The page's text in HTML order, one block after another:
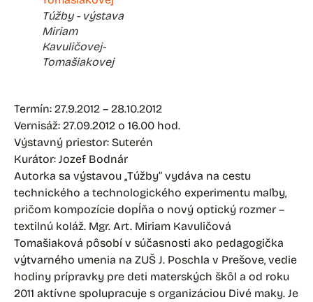
Túžby - výstava
Miriam
Kavuličovej-
Tomašiakovej
Termín: 27.9.2012 – 28.10.2012
Vernisáž: 27.09.2012 o 16.00 hod.
Výstavný priestor: Suterén
Kurátor: Jozef Bodnár
Autorka sa výstavou ,,Túžby” vydáva na cestu
technického a technologického experimentu maľby,
pričom kompozície dopĺňa o nový optický rozmer –
textilnú koláž. Mgr. Art. Miriam Kavuličová
Tomašiaková pôsobí v súčasnosti ako pedagogička
výtvarného umenia na ZUŠ J. Poschla v Prešove, vedie
hodiny prípravky pre deti materských škôl a od roku
2011 aktívne spolupracuje s organizáciou Divé maky. Je